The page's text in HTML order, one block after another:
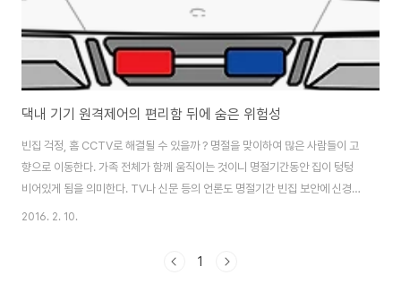
댁내 기기 원격제어의 편리함 뒤에 숨은 위험성
빈집 걱정, 홈 CCTV로 해결될 수 있을까 ? 명절을 맞이하여 많은 사람들이 고
향으로 이동한다. 가족 전체가 함께 움직이는 것이니 명절기간동안 집이 텅텅
비어있게 됨을 의미한다. TV나 신문 등의 언론도 명절기간 빈집 보안에 신경을
써야 한다는 기사를 내 보낸다. 빈집털이범들이 명절기간동안 기승을 부려왔기
에 쌓여있는 집, 우편함에 우편물이 쌓여 있는 집은 명절기간동안 집이 비어 있
2016. 2. 10.
1